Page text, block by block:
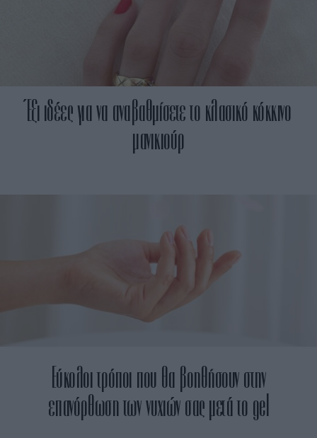
Έξι ιδέες για να αναβαθμίσετε το κλασικό κόκκινο
μανικιούρ
Εύκολοι τρόποι που θα βοηθήσουν στην
επανόρθωση των νυχιών σας μετά το gel